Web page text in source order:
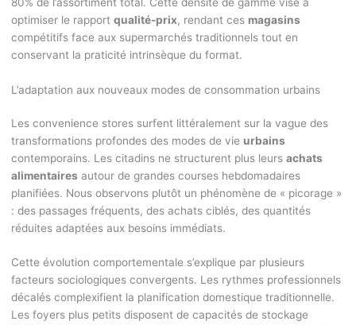
optimiser le rapport qualité-prix, rendant ces magasins
compétitifs face aux supermarchés traditionnels tout en
conservant la praticité intrinsèque du format.
L’adaptation aux nouveaux modes de consommation urbains
Les convenience stores surfent littéralement sur la vague des
transformations profondes des modes de vie urbains
contemporains. Les citadins ne structurent plus leurs achats
alimentaires autour de grandes courses hebdomadaires
planifiées. Nous observons plutôt un phénomène de « picorage »
: des passages fréquents, des achats ciblés, des quantités
réduites adaptées aux besoins immédiats.
Cette évolution comportementale s’explique par plusieurs
facteurs sociologiques convergents. Les rythmes professionnels
décalés complexifient la planification domestique traditionnelle.
Les foyers plus petits disposent de capacités de stockage